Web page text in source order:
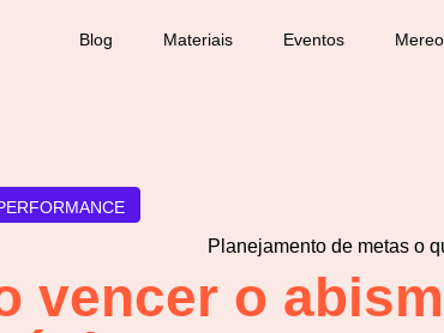
Blog Materiais Eventos
vencer o